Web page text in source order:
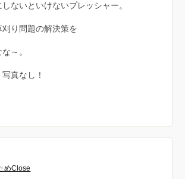
ないといけないプレッシャー。
り問題の解決策を
～。
真なし！
めClose